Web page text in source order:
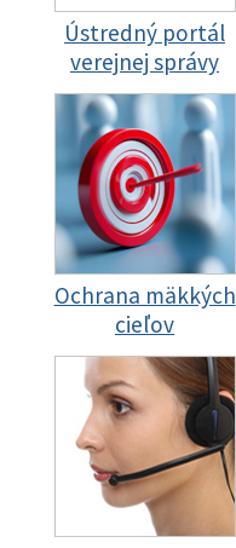
Ústredný portál
verejnej správy
Ochrana mäkkých
cieľov